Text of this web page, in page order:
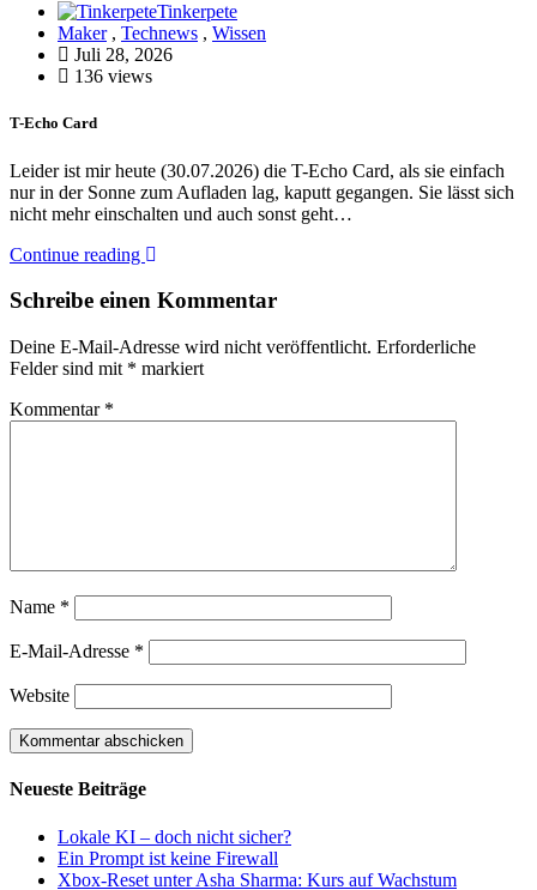
Tinkerpete
Maker, Technews , Wissen
Juli 28, 2026
136 views
T-Echo Card
Leider ist mir heute (30.07.2026) die T-Echo Card, als sie einfach
nur in der Sonne zum Aufladen lag, kaputt gegangen. Sie lässt sich
nicht mehr einschalten und auch sonst geht…
Continue reading
Schreibe einen Kommentar
Deine E-Mail-Adresse wird nicht veröffentlicht. Erforderliche
Felder sind mit * markiert
Kommentar *
Name *
E-Mail-Adresse *
Website
Neueste Beiträge
Lokale KI – doch nicht sicher?
Ein Prompt ist keine Firewall
Xbox-Reset unter Asha Sharma: Kurs auf Wachstum